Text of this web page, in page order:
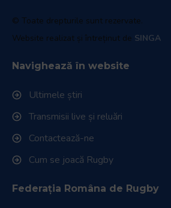
© Toate drepturile sunt rezervate.
Website realizat și întreținut de SINGA
Navighează în website
Ultimele știri
Transmisii live și reluări
Contactează-ne
Cum se joacă Rugby
Federația Româna de Rugby